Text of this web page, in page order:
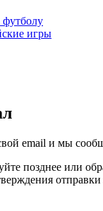
игры
email и мы
позднее или